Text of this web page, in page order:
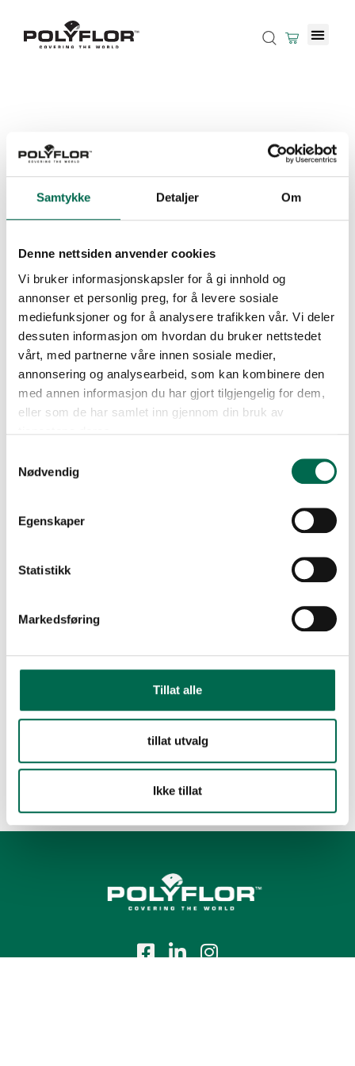
Samtykke Detaljer Om
Denne nettsiden anvender cookies
Vi bruker informasjonskapsler for å gi innhold og
annonser et personlig preg, for å levere sosiale
mediefunksjoner og for å analysere trafikken vår. Vi deler
dessuten informasjon om hvordan du bruker nettstedet
vårt, med partnerne våre innen sosiale medier,
annonsering og analysearbeid, som kan kombinere den
med annen informasjon du har gjort tilgjengelig for dem,
eller som de har samlet inn gjennom din bruk av
Nødvendig
Egenskaper
Statistikk
Markedsføring
Tillat alle
tillat utvalg
Ikke tillat